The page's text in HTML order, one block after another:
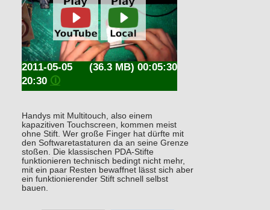
(36.3 MB) 00:05:30
2011-05-05
20:30 🛈
Handys mit Multitouch, also einem
kapazitiven Touchscreen, kommen meist
ohne Stift. Wer große Finger hat dürfte mit
den Softwaretastaturen da an seine Grenze
stoßen. Die klassischen PDA-Stifte
funktionieren technisch bedingt nicht mehr,
mit ein paar Resten bewaffnet lässt sich aber
ein funktionierender Stift schnell selbst
bauen.